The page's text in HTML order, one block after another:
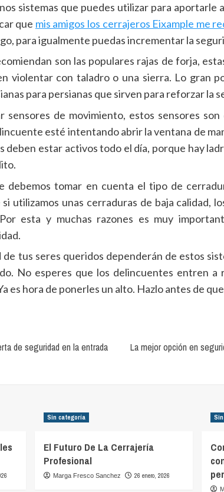
sistemas que puedes utilizar para aportarle
que mis amigos los cerrajeros Eixample me
para igualmente puedas incrementar la
son las populares rajas de forja,
violentar con taladro o una sierra. Lo gran
para persianas que sirven para reforzar la
sensores de movimiento, estos sensores
esté intentando abrir la ventana de
deben estar activos todo el día, porque hay
debemos tomar en cuenta el tipo de
utilizamos unas cerraduras de baja calidad,
esta y muchas razones es muy
tus seres queridos dependerán de estos
No esperes que los delincuentes entren
es hora de ponerles un alto. Hazlo antes de
de seguridad en la entrada
La mejor opción en
Sin categoría
El Futuro De La Cerrajería
Profesional
Marga Fresco Sanchez 26 enero, 2026